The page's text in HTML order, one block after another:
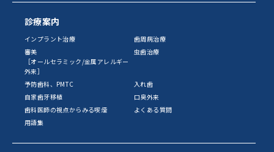
診療案内
インプラント治療
歯周病治療
審美
［オールセラミック/金属アレルギー
外来］
虫歯治療
予防歯科、PMTC
入れ歯
自家歯牙移植
口臭外来
歯科医師の視点からみる喫煙
よくある質問
用語集